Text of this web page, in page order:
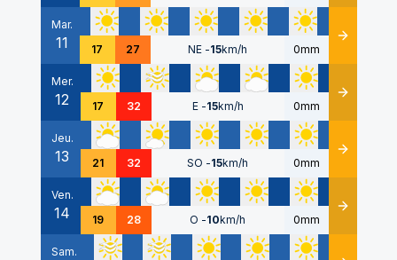
Mar.
11 17 27 NE -15km/h 0mm Détails
Mer.
12 17 32 E -15km/h 0mm Détails
Jeu.
13 21 32 SO -15km/h 0mm Détails
Ven.
14 19 28 O -10km/h 0mm Détails
Sam.